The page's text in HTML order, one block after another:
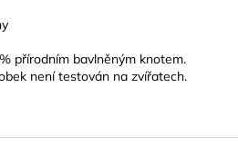
přírodním bavlněným knotem.
není testován na zvířatech.